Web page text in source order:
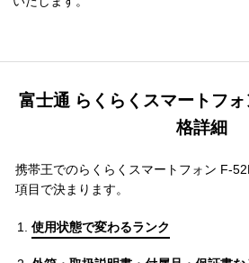
富士通 らくらくスマートフ
格詳細
携帯王でのらくらくスマートフォン F-
項目で決まります。
使用状態で変わるランク